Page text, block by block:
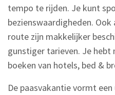
tempo te rijden. Je kunt
bezienswaardigheden.
route zijn makkelijker
gunstiger tarieven. Je hebt
boeken van hotels, bed &
De paasvakantie vormt